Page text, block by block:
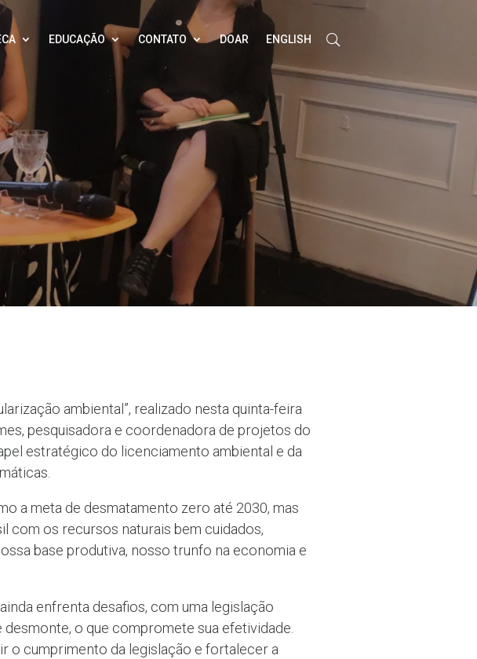
EDUCAÇÃO CONTATO DOAR ENGLISH
ambiental”, realizado nesta quinta-feira
pesquisadora e coordenadora de projetos do
estratégico do licenciamento ambiental e da
a meta de desmatamento zero até 2030, mas
com os recursos naturais bem cuidados,
base produtiva, nosso trunfo na economia e
enfrenta desafios, com uma legislação
o que compromete sua efetividade.
o cumprimento da legislação e fortalecer a